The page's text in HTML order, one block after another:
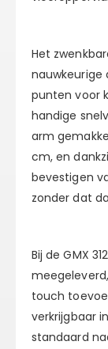
Het
nauwkeurige
punten voor
handige
arm
cm, en
bevestigen
zonder dat
Bij de GMX
touch
verkrijgbaar
standaard